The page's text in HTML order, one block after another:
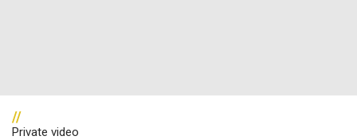
//
Private video